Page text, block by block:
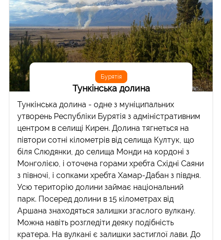
Бурятія
Тункінська долина
Тункінська долина - одне з муніципальних
утворень Республіки Бурятія з адміністративним
центром в селищі Кирен. Долина тягнеться на
півтори сотні кілометрів від селища Култук, що
біля Слюдянки, до селища Монди на кордоні з
Монголією, і оточена горами хребта Східні Саяни
з півночі, і сопками хребта Хамар-Дабан з півдня.
Усю територію долини займає національний
парк. Посеред долини в 15 кілометрах від
Аршана знаходяться залишки згаслого вулкану.
Можна навіть розгледіти деяку подібність
кратера. На вулкані є залишки застиглої лави. До